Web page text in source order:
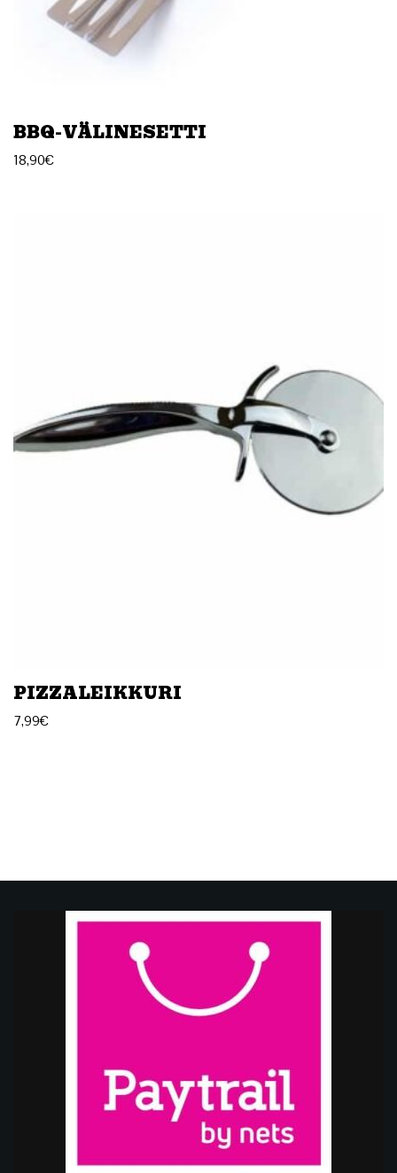
BBQ-VÄLINESETTI
18,90€
PIZZALEIKKURI
7,99€